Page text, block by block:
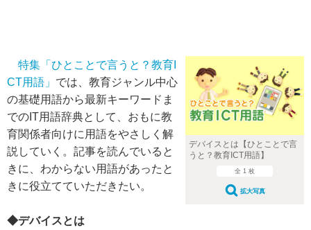
デバイスとは【ひとことで言
うと？教育ICT用語】
全 1 枚
拡大写真
特集「ひとことで言うと？教育I
CT用語」 では、教育ジャンル中心
の基礎用語から最新キーワードま
でのIT用語辞典として、おもに教
育関係者向けに用語をやさしく解
説していく。記事を読んでいると
きに、わからない用語があったと
きに役立てていただきたい。
◆デバイスとは